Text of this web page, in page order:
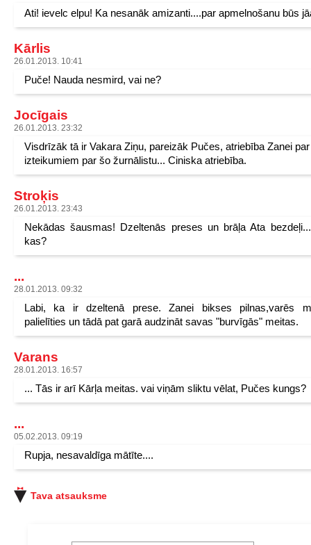
Ati! ievelc elpu! Ka nesanāk amizanti....par apmelnošanu būs
Kārlis
26.01.2013. 10:41
Puče! Nauda nesmird, vai ne?
Jocīgais
26.01.2013. 23:32
Visdrīzāk tā ir Vakara Ziņu, pareizāk Pučes, atriebība Zanei
izteikumiem par šo žurnālistu... Ciniska atriebība.
Stroķis
26.01.2013. 23:43
Nekādas šausmas! Dzeltenās preses un brāļa Ata
kas?
...
28.01.2013. 09:32
Labi, ka ir dzeltenā prese. Zanei bikses pilnas,varēs
palielīties un tādā pat garā audzināt savas "burvīgās" meitas.
Varans
28.01.2013. 16:57
... Tās ir arī Kārļa meitas. vai viņām sliktu vēlat, Pučes kungs?
...
05.02.2013. 09:19
Rupja, nesavaldīga mātīte....
Tava atsauksme